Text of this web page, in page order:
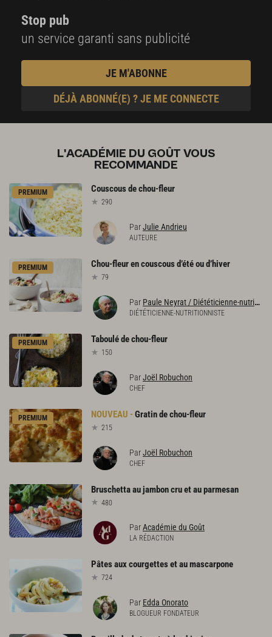
Stop pub
un service garanti sans publicité
JE M'ABONNE
DÉJÀ ABONNÉ(E) ? JE ME CONNECTE
L'ACADÉMIE DU GOÛT VOUS
RECOMMANDE
PREMIUM Couscousdechou-fleur
290
ParJulie Andrieu
AUTEURE
PREMIUM Chou-fleurencouscousd’étéoud’hiver
79
Par Paule Neyrat / Diététicienne-nutritionniste
DIÉTÉTICIENNE-NUTRITIONNISTE
PREMIUM Taboulédechou-fleur
150
ParJoël Robuchon
CHEF
PREMIUM Gratindechou-fleur
215
ParJoël Robuchon
CHEF
Bruschettaaujamboncruetauparmesan
480
ParAcadémie du Goût
LA RÉDACTION
Pâtesauxcourgettesetaumascarpone
724
Par Edda Onorato
BLOGUEUR FONDATEUR